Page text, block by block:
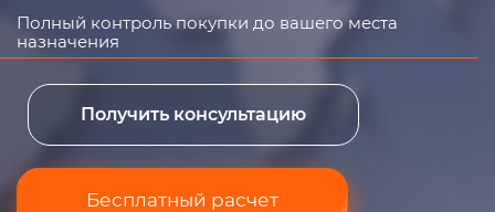
Полный контроль покупки до вашего места
назначения
Получить консультацию
Бесплатный расчет